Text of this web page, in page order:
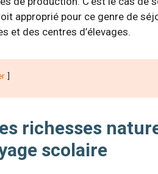
approprié pour ce genre de
et des centres d’élevages.
richesses
scolaire